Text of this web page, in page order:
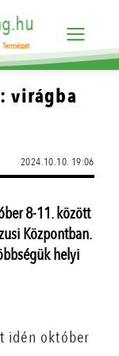
Természet
virágba
2024.10.10. 19:06
8-11. között
Központban.
helyi
idén október